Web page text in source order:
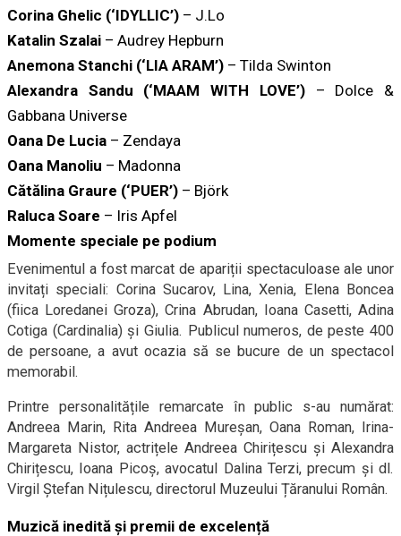
Corina Ghelic (‘IDYLLIC’) – J.Lo
Katalin Szalai – Audrey Hepburn
Anemona Stanchi (‘LIA ARAM’) – Tilda Swinton
Alexandra Sandu (‘MAAM WITH LOVE’)– Dolce &
Gabbana Universe
Oana De Lucia – Zendaya
Oana Manoliu – Madonna
Cătălina Graure (‘PUER’) – Björk
Raluca Soare – Iris Apfel
Momente speciale pe podium
Evenimentul a fost marcat de apariții spectaculoase ale unor
invitați speciali: Corina Sucarov, Lina, Xenia, Elena Boncea
(fiica Loredanei Groza), Crina Abrudan, Ioana Casetti, Adina
Cotiga (Cardinalia) și Giulia. Publicul numeros, de peste 400
de persoane, a avut ocazia să se bucure de un spectacol
memorabil.
Printre personalitățile remarcate în public s-au numărat:
Andreea Marin, Rita Andreea Mureșan, Oana Roman, Irina-
Margareta Nistor, actrițele Andreea Chirițescu și Alexandra
Chirițescu, Ioana Picoș, avocatul Dalina Terzi, precum și dl.
Virgil Ștefan Nițulescu, directorul Muzeului Țăranului Român.
Muzică inedită și premii de excelență